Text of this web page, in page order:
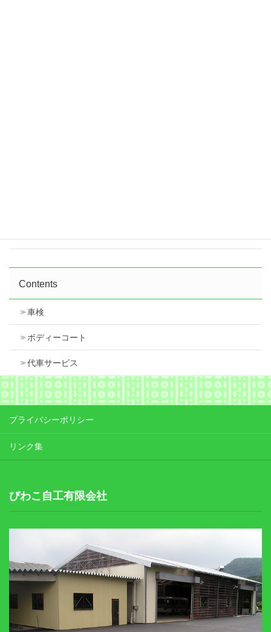
Contents
車検
ボディーコート
代車サービス
プライバシーポリシー
リンク集
びわこ自工有限会社